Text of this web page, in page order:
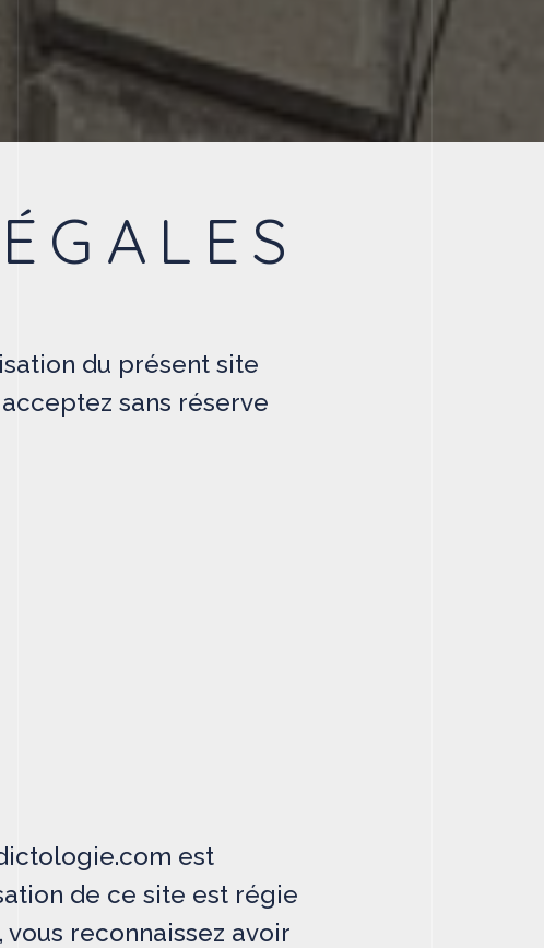
du présent site
sans réserve
est
de ce site est régie
reconnaissez avoir